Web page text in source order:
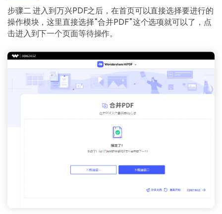
步骤二 进入到万兴PDF之后，在首页可以直接选择要进行的
操作模块，这里直接选择“合并PDF”这个选项就可以了，点
击进入到下一个页面等待操作。